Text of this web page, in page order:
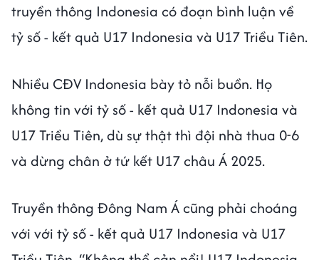
truyền thông Indonesia có đoạn bình luận về
tỷ số - kết quả U17 Indonesia và U17 Triều Tiên.
Nhiều CĐV Indonesia bày tỏ nỗi buồn. Họ
không tin với tỷ số - kết quả U17 Indonesia và
U17 Triều Tiên, dù sự thật thì đội nhà thua 0-6
và dừng chân ở tứ kết U17 châu Á 2025.
Truyền thông Đông Nam Á cũng phải choáng
với với tỷ số - kết quả U17 Indonesia và U17